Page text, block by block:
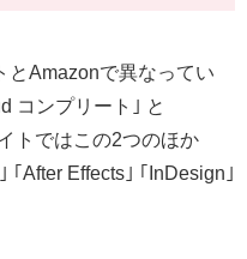
とAmazonで異なってい
コンプリート｣ と
トではこの2つのほか
｢After Effects｣ ｢InDesign｣